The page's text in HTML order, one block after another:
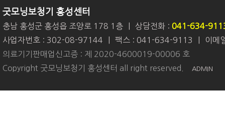
굿모닝보청기 홍성센터
충남 홍성군 홍성읍 조양로 178 1층 상담전화 : 041-634-
사업자번호 : 302-08-97144
팩스 : 041-634-9113
이메
의료기기판매업신고증 : 제 2020-4600019-00006 호
Copyright 굿모닝보청기 홍성센터 all right reserved.
ADMIN